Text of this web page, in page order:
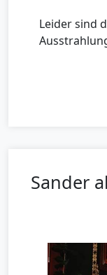
Leider sind
Sander